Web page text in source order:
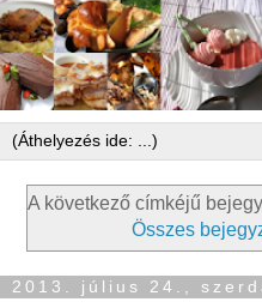
A következő címkéjű
Összes
2013. július 24.,